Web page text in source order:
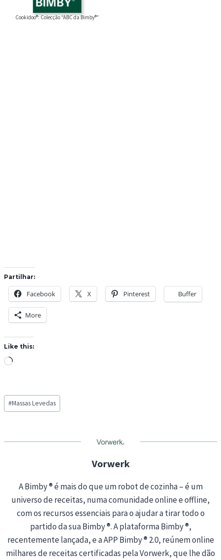
Cookidoo®: Colecção “ABC da Bimby®”
Partilhar:
Facebook X Pinterest Buffer
More
Like this:
L
d
i
g
Post
Tags:
#Massas Levedas
Vorwerk
A Bimby ® é mais do que um robot de cozinha – é um
universo de receitas, numa comunidade online e offline,
com os recursos essenciais para o ajudar a tirar todo o
partido da sua Bimby ®. A plataforma Bimby ®,
recentemente lançada, e a APP Bimby ® 2.0, reúnem online
milhares de receitas certificadas pela Vorwerk, que lhe dão